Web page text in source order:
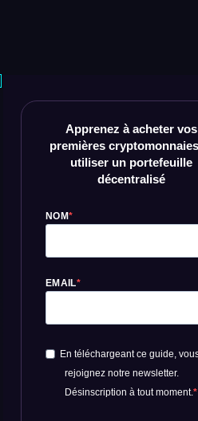
Apprenez à acheter vos
premières
utiliser un portefeuille
décentralisé
NOM
EMAIL
En téléchargeant ce guide,
rejoignez notre newsletter.
Désinscription à tout moment.